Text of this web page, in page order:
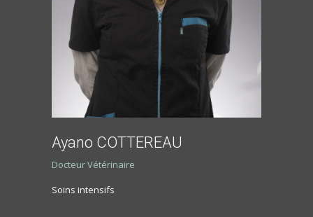
Ayano COTTEREAU
Docteur Vétérinaire
Soins intensifs